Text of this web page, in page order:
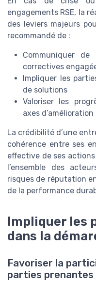
engagements RSE, la
des leviers majeurs
recommandé de :
Communiquer
correctives
Impliquer les
de solutions
Valoriser les
axes d’amélioration
La crédibilité d’une
cohérence entre ses
effective de ses
l’ensemble des
risques de réputation
de la performance
Impliquer les
dans la
Favoriser la
parties prenantes